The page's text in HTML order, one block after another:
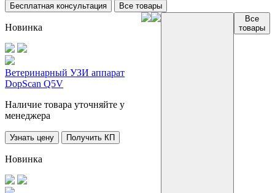
Бесплатная консультация Все товары
Новинка
Ветеринарный УЗИ аппарат
DopScan Q5V
Наличие товара уточняйте у
менеджера
Узнать цену Получить КП
Новинка
Все
товары